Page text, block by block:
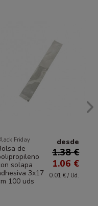
Friday
de
solapa
3x17
100 uds
desde
1.38 €
1.06 €
0.01 € / Ud.